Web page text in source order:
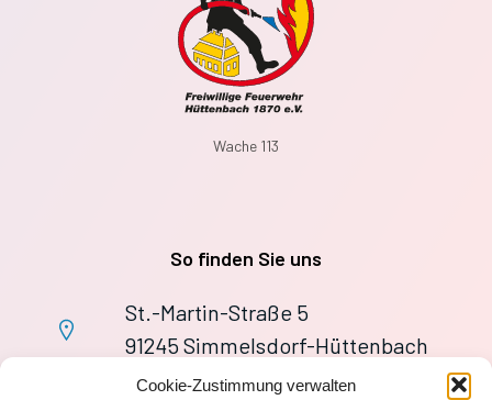
Cookie-Zustimmung verwalten
Wache 113
So finden Sie uns
St.-Martin-Straße 5
91245 Simmelsdorf-Hüttenbach
+49 9155 9279727